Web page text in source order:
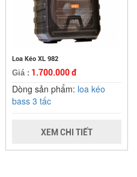
Loa Kéo XL 982
Giá : 1.700.000 đ
Dòng sản phẩm: loa kéo
bass 3 tấc
XEM CHI TIẾT